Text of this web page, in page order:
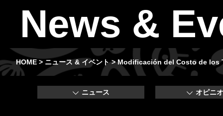
News &
HOME > ニュース & イベント>Modificación del Costo de los
ニュース オピニ